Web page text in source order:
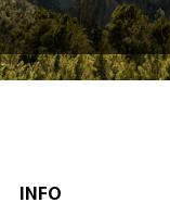
INFO